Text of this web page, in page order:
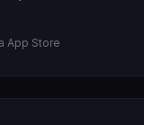
App Store